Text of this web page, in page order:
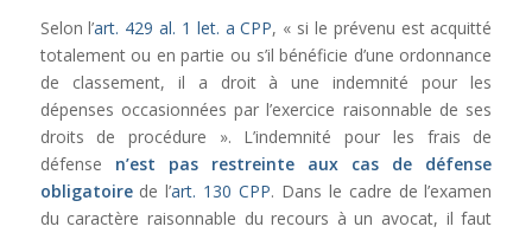
Selon l’art. 429 al. 1 let. a CPP, « si le prévenu est acquitté
totalement ou en partie ou s’il bénéficie d’une ordonnance
de classement, il a droit à une indemnité pour les
dépenses occasionnées par l’exercice raisonnable de ses
droits de procédure ». L’indemnité pour les frais de
défense n’est pas restreinte aux cas de défense
obligatoirede l’art. 130 CPP. Dans le cadre de l’examen
du caractère raisonnable du recours à un avocat, il faut